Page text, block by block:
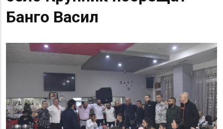
Банго Васил